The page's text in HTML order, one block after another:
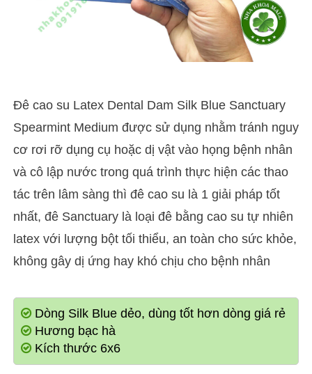
Đê cao su Latex Dental Dam Silk Blue Sanctuary
Spearmint Medium được sử dụng nhằm tránh nguy
cơ rơi rỡ dụng cụ hoặc dị vật vào họng bệnh nhân
và cô lập nước trong quá trình thực hiện các thao
tác trên lâm sàng thì đê cao su là 1 giải pháp tốt
nhất, đê Sanctuary là loại đê bằng cao su tự nhiên
latex với lượng bột tối thiểu, an toàn cho sức khỏe,
không gây dị ứng hay khó chịu cho bệnh nhân
Dòng Silk Blue dẻo, dùng tốt hơn dòng giá rẻ
Hương bạc hà
Kích thước 6x6